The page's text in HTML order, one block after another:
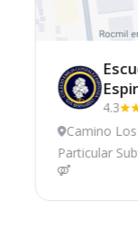
4.3
Camino
Particular